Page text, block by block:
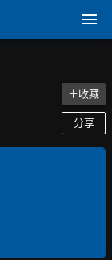
＋收藏
分享